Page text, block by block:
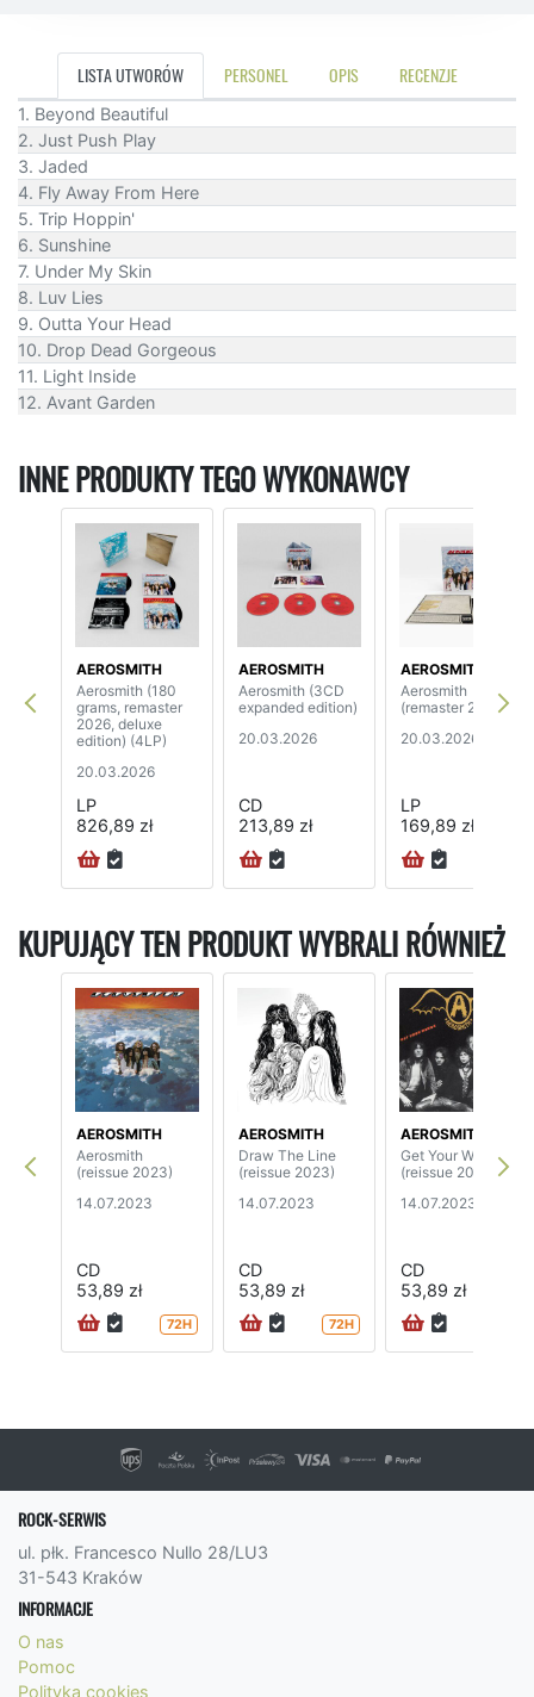
LISTA UTWORÓW PERSONEL OPIS RECENZJE
1. Beyond Beautiful
2. Just Push Play
3. Jaded
4. Fly Away From Here
5. Trip Hoppin'
6. Sunshine
7. Under My Skin
8. Luv Lies
9. Outta Your Head
10. Drop Dead Gorgeous
11. Light Inside
12. Avant Garden
INNE PRODUKTY TEGO WYKONAWCY
AEROSMITH
Aerosmith (180
grams, remaster
2026, deluxe
edition) (4LP)
20.03.2026
LP
826,89 zł
AEROSMITH
Aerosmith (3CD
expanded edition)
20.03.2026
CD
213,89 zł
AEROSMITH
Aerosmith
(remaster 2026)
20.03.2026
LP
169,89 zł
KUPUJĄCY TEN PRODUKT WYBRALI RÓWNIEŻ
AEROSMITH
Aerosmith
(reissue 2023)
14.07.2023
CD
53,89 zł
72H
AEROSMITH
Draw The Line
(reissue 2023)
14.07.2023
CD
53,89 zł
72H
AEROSMITH
Get Your Wings
(reissue 2023)
14.07.2023
CD
53,89 zł
ROCK-SERWIS
ul. płk. Francesco Nullo 28/LU3
31-543 Kraków
INFORMACJE
O nas
Pomoc
Polityka cookies